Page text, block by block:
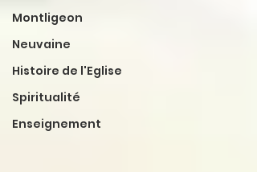
Montligeon
Neuvaine
Histoire de l'Eglise
Spiritualité
Enseignement